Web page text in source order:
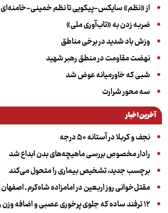
از «نظم» سایکس-پیکویی تا نظم خمینی-خامنه‌ای
ضربه زدن به «تاب‌آوری ملی»
وزش باد شدید در برخی مناطق
نهضت مقاومت در منطق رهبر شهید
شبی که خاورمیانه عوض شد
سه‌ محور شرارت
آخرین اخبار
نجف و کربلا در آستانه ۵۰ درجه
رادار مخصوص بررسی ماهیچه‌های بدن ابداع شد
برچسب جدید، تشخیص بیماری را متحول می‌کند
مقتل‌خوانی روز اربعین در امامزاده شاه‌کرم ـ اصفهان
۱۲ ترفند ساده که جلوی پرخوری عصبی و اضافه ‌وزن را می‌گیرد